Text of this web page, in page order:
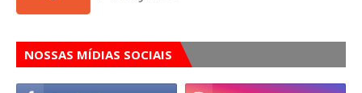
NOSSAS MÍDIAS SOCIAIS